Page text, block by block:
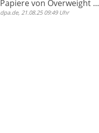
Papiere von Overweight ...
dpa.de, 21.08.25 09:49 Uhr